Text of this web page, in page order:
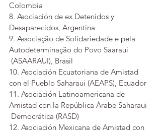
Colombia
8. Asociación de ex Detenidos y
Desaparecidos, Argentina
9. Associação de Solidariedade e pela
Autodeterminação do Povo Saaraui
(ASAARAUI), Brasil
10. Asociación Ecuatoriana de Amistad
con el Pueblo Saharaui (AEAPS), Ecuador
11. Asociación Latinoamericana de
Amistad con la República Árabe Saharaui
Democrática (RASD)
12. Asociación Mexicana de Amistad con